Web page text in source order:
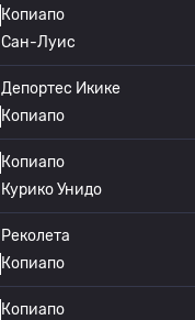
Копиапо
Сан-Луис
Депортес Икике
Копиапо
Копиапо
Курико Унидо
Реколета
Копиапо
Копиапо